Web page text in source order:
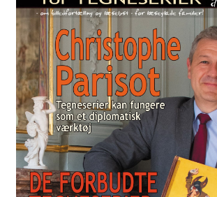
Kasse
Kurv
Politik for refundering og returnerede
Vipps MobilPay Kassen